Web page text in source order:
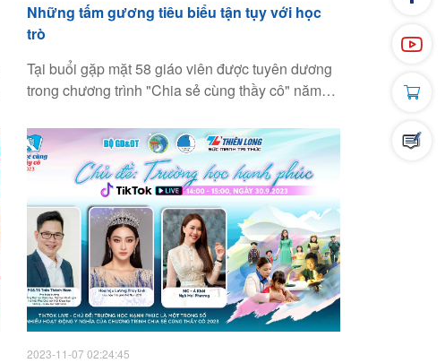
Những tấm gương tiêu biểu tận tụy với học
trò
Tại buổi gặp mặt 58 giáo viên được tuyên dương
trong chương trình "Chia sẻ cùng thầy cô" năm
giá các thầy cô là những tấm gương tiêu biểu tận
tụy với học trò.
2023-11-07 02:24:45